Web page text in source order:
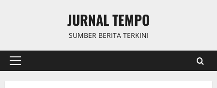
JURNAL TEMPO
SUMBER BERITA TERKINI
Primary